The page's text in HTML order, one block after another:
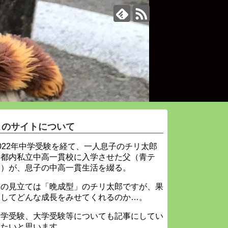
サイトについて
年中学受験を経て、一人息子のチリ太郎
内私立中高一貫校に入学させた父（青テ
が、息子の中高一貫生活を綴る。
見立ては「晩成型」のチリ太郎ですが、果
てどんな成長をみせてくれるのか…。
受験、大学受験等についても記事にしてい